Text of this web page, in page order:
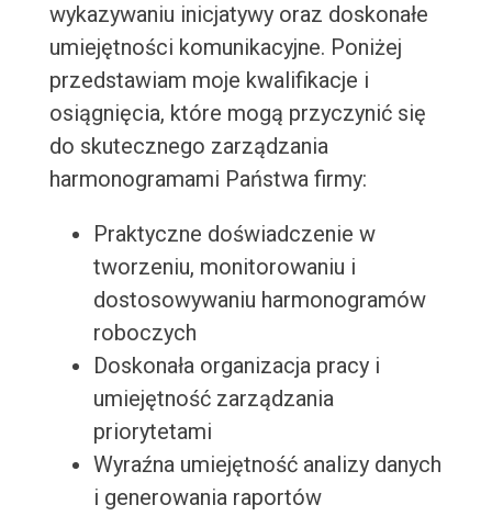
wykazywaniu inicjatywy oraz doskonałe
umiejętności komunikacyjne. Poniżej
przedstawiam moje kwalifikacje i
osiągnięcia, które mogą przyczynić się
do skutecznego zarządzania
harmonogramami Państwa firmy:
Praktyczne doświadczenie w
tworzeniu, monitorowaniu i
dostosowywaniu harmonogramów
roboczych
Doskonała organizacja pracy i
umiejętność zarządzania
priorytetami
Wyraźna umiejętność analizy danych
i generowania raportów